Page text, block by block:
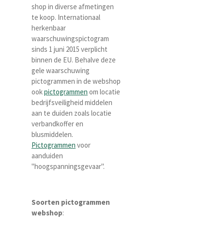
shop in diverse afmetingen
te koop. Internationaal
herkenbaar
waarschuwingspictogram
sinds 1 juni 2015 verplicht
binnen de EU. Behalve deze
gele waarschuwing
pictogrammen in de webshop
ookpictogrammen om locatie
bedrijfsveiligheid middelen
aan te duiden zoals locatie
verbandkoffer en
blusmiddelen.
Pictogrammen voor
aanduiden
"hoogspanningsgevaar".
Soorten pictogrammen
webshop: